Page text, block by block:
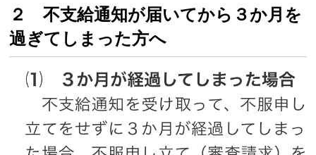
２ 不支給通知が届いてから３か月を
過ぎてしまった方へ